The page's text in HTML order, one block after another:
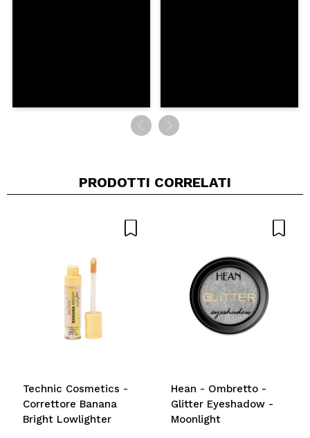
PRODOTTI CORRELATI
Technic Cosmetics -
Correttore Banana
Bright Lowlighter
Hean - Ombretto -
Glitter Eyeshadow -
Moonlight